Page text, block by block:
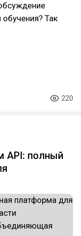
Так
220
API: полный